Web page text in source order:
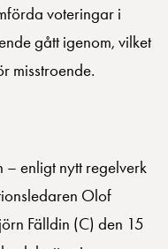
voteringar i
gått igenom, vilket
misstroende.
– enligt nytt regelverk
Olof
Fälldin (C) den 15